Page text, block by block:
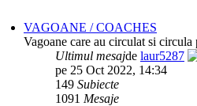
VAGOANE / COACHES
Vagoane care au circulat si
Ultimul mesajde laur5287
pe 25 Oct 2022, 14:34
149 Subiecte
1091 Mesaje